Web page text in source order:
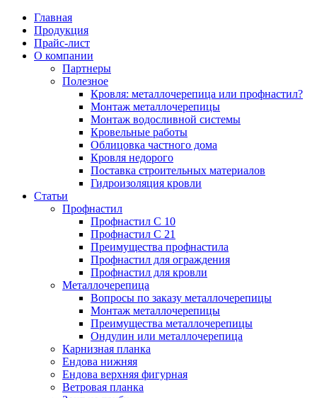
Главная
Продукция
Прайс-лист
О компании
Партнеры
Полезное
Кровля: металлочерепица или профнастил?
Монтаж металлочерепицы
Монтаж водосливной системы
Кровельные работы
Облицовка частного дома
Кровля недорого
Поставка строительных материалов
Гидроизоляция кровли
Статьи
Профнастил
Профнастил С 10
Профнастил С 21
Преимущества профнастила
Профнастил для ограждения
Профнастил для кровли
Металлочерепица
Вопросы по заказу металлочерепицы
Монтаж металлочерепицы
Преимущества металлочерепицы
Ондулин или металлочерепица
Карнизная планка
Ендова нижняя
Ендова верхняя фигурная
Ветровая планка
Партнеры
Полезное
Монтаж
Кровельные
Профнастил
Профнастил С
Металлочерепица Монтаж
Карнизная планка
Ендова нижняя
Ендова верхняя фигурная
Ветровая планка
Зонт на трубу
Конек фигурный
Отлив оконный
Снегозадержание
Цена на профнастил
Цена на металлочерепицу